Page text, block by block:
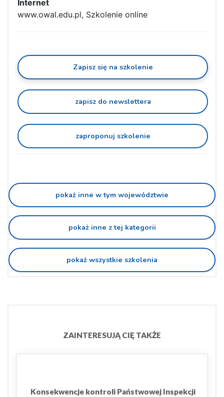
Internet
www.owal.edu.pl, Szkolenie online
Zapisz się na szkolenie
zapisz do newslettera
zaproponuj szkolenie
pokaż inne w tym województwie
pokaż inne z tej kategorii
pokaż wszystkie szkolenia
ZAINTERESUJĄ CIĘ TAKŻE
Konsekwencje kontroli Państwowej Inspekcji